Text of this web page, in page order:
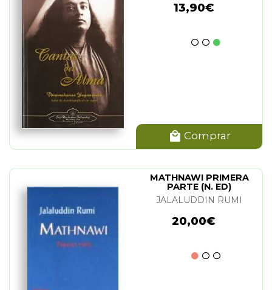
13,90€
Comprar
MATHNAWI PRIMERA
PARTE (N. ED)
JALALUDDIN RUMI
20,00€